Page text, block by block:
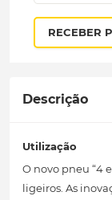
RECEBER
Descrição
Utilização
O novo pneu “4
ligeiros. As